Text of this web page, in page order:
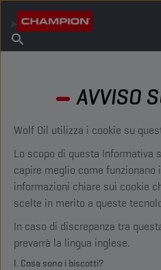
Informazioni su Champion
Trova un punto vendita
AVVISO
Wolf Oil utilizza i cookie su
Lo scopo di questa Informativa
capire meglio come funzionano
informazioni chiare sui cookie
scelte in merito a queste
In caso di discrepanza tra
prevarrà la lingua inglese.
I. Cosa sono i biscotti?